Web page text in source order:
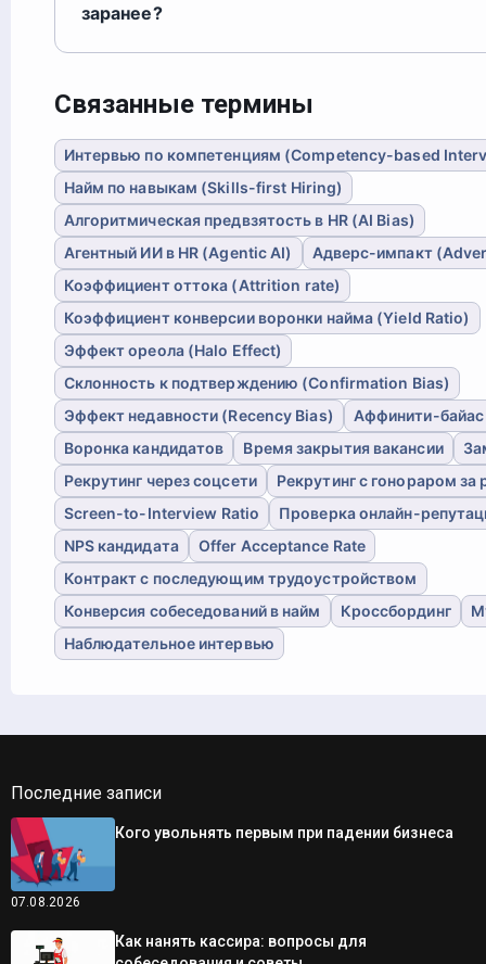
заранее?
Связанные термины
Интервью по компетенциям (Competency-based
Найм по навыкам (Skills-first Hiring)
Алгоритмическая предвзятость в HR (AI Bias)
Агентный ИИ в HR (Agentic AI)
Адверс-импакт
Коэффициент оттока (Attrition rate)
Коэффициент конверсии воронки найма (Yield Ratio)
Эффект ореола (Halo Effect)
Склонность к подтверждению (Confirmation Bias)
Эффект недавности (Recency Bias)
Аффинити-
Воронка кандидатов
Время закрытия вакансии
Рекрутинг через соцсети
Рекрутинг с гонораром за
Screen-to-Interview Ratio
Проверка онлайн-
NPS кандидата
Offer Acceptance Rate
Контракт с последующим трудоустройством
Конверсия собеседований в найм
Кроссбординг
Наблюдательное интервью
Последние записи
07.08.2026
Кого увольнять первым при падении бизнеса
Как нанять кассира: вопросы для